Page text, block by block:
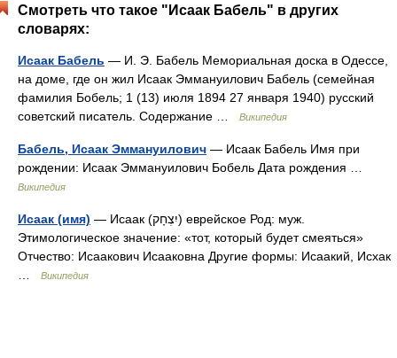
Смотреть что такое "Исаак Бабель" в других
словарях:
Исаак Бабель — И. Э. Бабель Мемориальная доска в Одессе,
на доме, где он жил Исаак Эммануилович Бабель (семейная
фамилия Бобель; 1 (13) июля 1894 27 января 1940) русский
советский писатель. Содержание …
Википедия
Бабель, Исаак Эммануилович — Исаак Бабель Имя при
рождении: Исаак Эммануилович Бобель Дата рождения …
Википедия
Исаак (имя) — Исаак (יִצְחָק) еврейское Род: муж.
Этимологическое значение: «тот, который будет смеяться»
Отчество: Исаакович Исааковна Другие формы: Исаакий, Исхак
Википедия